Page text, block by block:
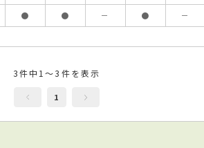
● ● － ● －
3件中1～3件を表示
1